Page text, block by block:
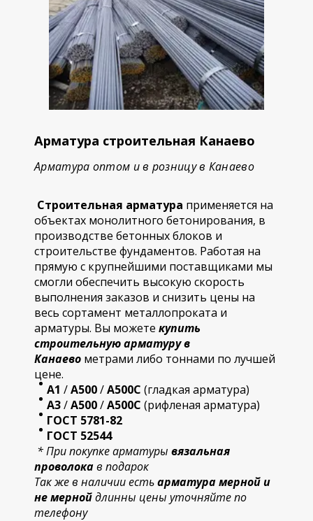
Арматура строительная Канаево
Арматура оптом и в розницу в Канаево
Строительная арматура применяется на
объектах монолитного бетонирования, в
производстве бетонных блоков и
строительстве фундаментов. Работая на
прямую с крупнейшими поставщиками мы
смогли обеспечить высокую скорость
выполнения заказов и снизить цены на
весь сортамент металлопроката и
арматуры. Вы можете купить
строительнуюарматуру в
Канаево метрами либо тоннами по лучшей
цене.
А1 /А500/А500С (гладкая арматура)
А3/А500/А500С (рифленая арматура)
ГОСТ 5781-82
ГОСТ 52544
* При покупке арматуры вязальная
проволокав подарок
Так же в наличии естьарматура мерной и
не мернойдлинны цены уточняйте по
телефону